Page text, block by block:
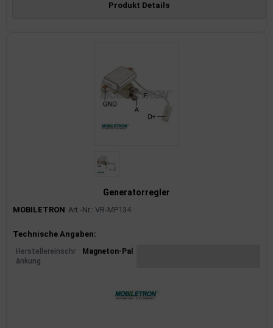
Produkt Details
Generatorregler
MOBILETRON Art.-Nr.: VR-MP134
Produktinformationen
Technische Angaben:
Herstellereinschr
änkung
Magneton-Pal